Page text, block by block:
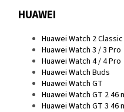
HUAWEI
Huawei Watch 2
Huawei Watch 3 / 3 Pro
Huawei Watch 4 / 4 Pro
Huawei Watch Buds
Huawei Watch GT
Huawei Watch GT 2
Huawei Watch GT 3 46